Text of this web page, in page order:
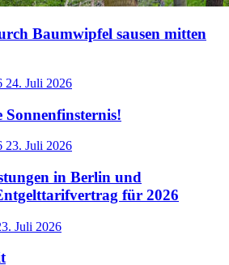
Baumwipfel sausen mitten
24. Juli 2026
23. Juli 2026
in Berlin und
für 2026
Juli 2026